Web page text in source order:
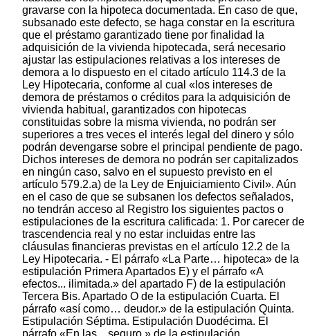
gravarse con la hipoteca documentada. En caso de que,
subsanado este defecto, se haga constar en la escritura
que el préstamo garantizado tiene por finalidad la
adquisición de la vivienda hipotecada, será necesario
ajustar las estipulaciones relativas a los intereses de
demora a lo dispuesto en el citado artículo 114.3 de la
Ley Hipotecaria, conforme al cual «los intereses de
demora de préstamos o créditos para la adquisición de
vivienda habitual, garantizados con hipotecas
constituidas sobre la misma vivienda, no podrán ser
superiores a tres veces el interés legal del dinero y sólo
podrán devengarse sobre el principal pendiente de pago.
Dichos intereses de demora no podrán ser capitalizados
en ningún caso, salvo en el supuesto previsto en el
artículo 579.2.a) de la Ley de Enjuiciamiento Civil». Aún
en el caso de que se subsanen los defectos señalados,
no tendrán acceso al Registro los siguientes pactos o
estipulaciones de la escritura calificada: 1. Por carecer de
trascendencia real y no estar incluidas entre las
cláusulas financieras previstas en el artículo 12.2 de la
Ley Hipotecaria. - El párrafo «La Parte… hipoteca» de la
estipulación Primera Apartados E) y el párrafo «A
efectos... ilimitada.» del apartado F) de la estipulación
Tercera Bis. Apartado O de la estipulación Cuarta. El
párrafo «así como… deudor.» de la estipulación Quinta.
Estipulación Séptima. Estipulación Duodécima. El
párrafo «En las... seguro,» de la estipulación